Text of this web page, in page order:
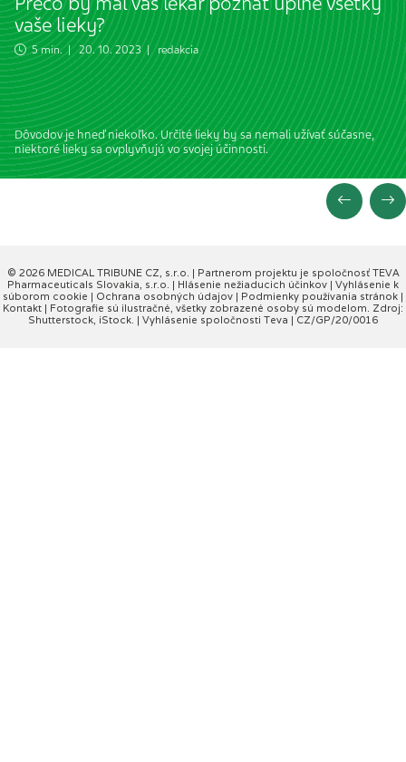
vaše lieky?
5 min. | 20. 10. 2023 | redakcia
Dôvodov je hneď niekoľko. Určité lieky by sa nemali užívať súčasne,
niektoré lieky sa ovplyvňujú vo svojej účinnosti.
© 2026 MEDICAL TRIBUNE CZ, s.r.o. | Partnerom projektu je spoločnosť TEVA
Pharmaceuticals Slovakia, s.r.o. | Hlásenie nežiaducich účinkov | Vyhlásenie k
súborom cookie | Ochrana osobných údajov | Podmienky používania stránok |
Kontakt | Fotografie sú ilustračné, všetky zobrazené osoby sú modelom. Zdroj:
Shutterstock, iStock. | Vyhlásenie spoločnosti Teva | CZ/GP/20/0016